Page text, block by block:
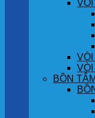
BỒN TẮM